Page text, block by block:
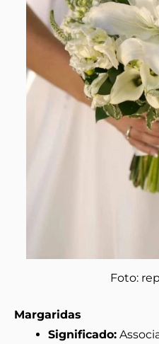
Foto:
Margaridas
Significado: